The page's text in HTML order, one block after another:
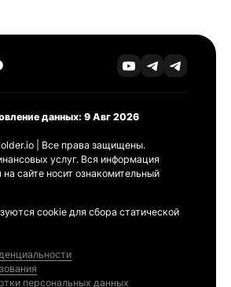
данных: 9 Авг 2026
| Все права защищены.
услуг. Вся информация
сайте носит ознакомительный
cookie для сбора статической
персональных данных